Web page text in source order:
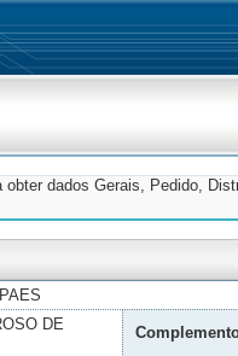
obter dados Gerais, Pedido,
DE